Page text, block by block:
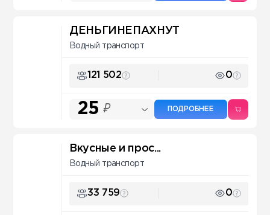
ДЕНЬГИНЕПАХНУТ
Водный транспорт
121 502 0
25 ₽ ПОДРОБНЕЕ
Вкусные и прос...
Водный транспорт
33 759 0